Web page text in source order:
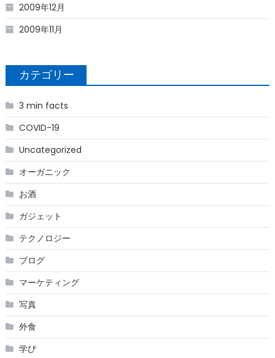
2009年12月
2009年11月
カテゴリー
3 min facts
COVID-19
Uncategorized
オーガニック
お酒
ガジェット
テクノロジー
ブログ
マーケティング
写真
外食
学び